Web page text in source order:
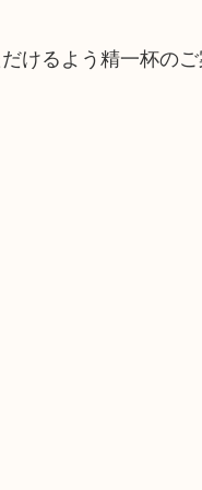
けるよう精一杯の